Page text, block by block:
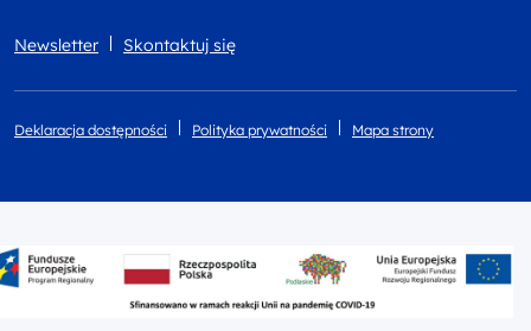
Newsletter Skontaktuj się
Deklaracja dostępności Polityka prywatności Mapa strony